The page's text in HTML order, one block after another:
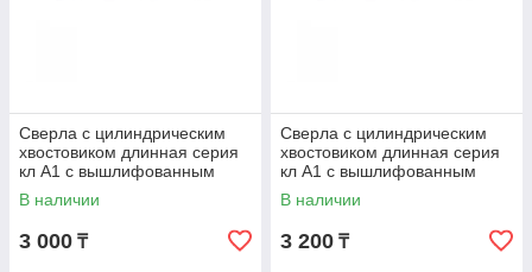
Сверла с цилиндрическим
хвостовиком длинная серия
кл А1 с вышлифованным
профилем нитрид/тит 8,6-8,8
В наличии
3 000 ₸
Сверла с цилиндрическим
хвостовиком длинная серия
кл А1 с вышлифованным
профилем нитрид/тит 8,9-9,4
В наличии
3 200 ₸